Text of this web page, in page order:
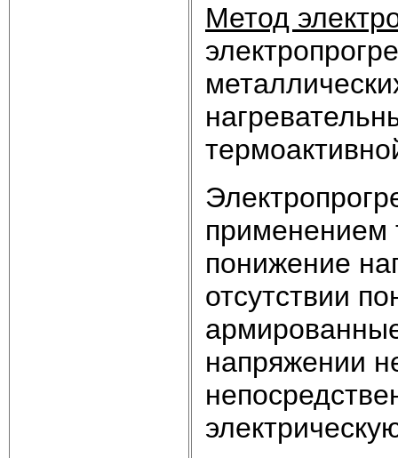
Метод
применением
понижение
отсутствии
напряжении